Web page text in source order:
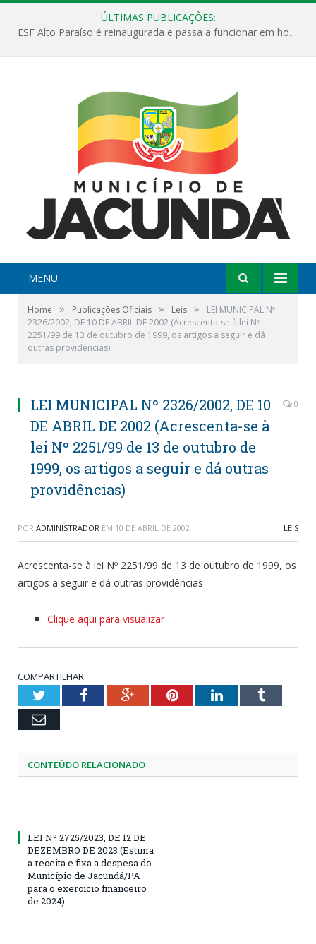
ÚLTIMAS PUBLICAÇÕES:
ESF Alto Paraíso é reinaugurada e passa a funcionar em horário estendido
MENU
Home » Publicações Oficiais » Leis »
LEI MUNICIPAL Nº
2326/2002, DE 10 DE ABRIL DE 2002 (Acrescenta-se à lei Nº
2251/99 de 13 de outubro de 1999, os artigos a seguir e dá
outras providências)
LEI MUNICIPAL Nº 2326/2002, DE 10
DE ABRIL DE 2002 (Acrescenta-se à
lei Nº 2251/99 de 13 de outubro de
1999, os artigos a seguir e dá outras
providências)
0
POR ADMINISTRADOR EM 10 DE ABRIL DE 2002 LEIS
Acrescenta-se à lei Nº 2251/99 de 13 de outubro de 1999, os
artigos a seguir e dá outras providências
Clique aqui para visualizar
COMPARTILHAR:
TwitterFacebookGoogle+PinterestLinkedInTumblr
Email
CONTEÚDO RELACIONADO
LEI Nº 2725/2023, DE 12 DE
DEZEMBRO DE 2023 (Estima
a receita e fixa a despesa do
Município de Jacundá/PA
para o exercício financeiro
de 2024)